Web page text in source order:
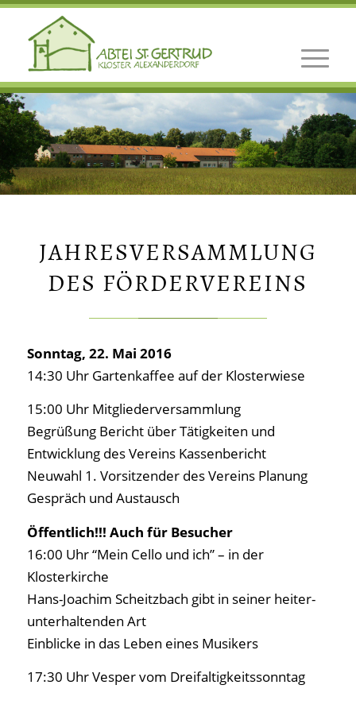
JAHRESVERSAMMLUNG
DES FÖRDERVEREINS
Sonntag, 22. Mai 2016
14:30 Uhr Gartenkaffee auf der Klosterwiese
15:00 Uhr Mitgliederversammlung
Begrüßung Bericht über Tätigkeiten und
Entwicklung des Vereins Kassenbericht
Neuwahl 1. Vorsitzender des Vereins Planung
Gespräch und Austausch
Öffentlich!!! Auch für Besucher
16:00 Uhr “Mein Cello und ich” – in der
Klosterkirche
Hans-Joachim Scheitzbach gibt in seiner heiter-
unterhaltenden Art
Einblicke in das Leben eines Musikers
17:30 Uhr Vesper vom Dreifaltigkeitssonntag